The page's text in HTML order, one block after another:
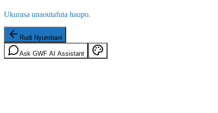
Ukurasa unaoutafuta haupo.
Rudi Nyumbani
Ask GWF AI Assistant